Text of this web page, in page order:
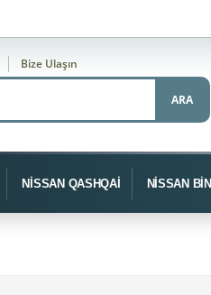
Bize Ulaşın
ARA
NİSSAN QASHQAİ NİSSAN